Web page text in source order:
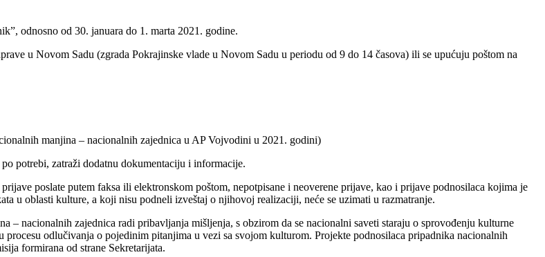
odnosno od 30. januara do 1. marta 2021. godine.
u Novom Sadu (zgrada Pokrajinske vlade u Novom Sadu u periodu od 9 do 14 časova) ili se upućuju poštom na
manjina – nacionalnih zajednica u AP Vojvodini u 2021. godini)
potrebi, zatraži dodatnu dokumentaciju i informacije.
poslate putem faksa ili elektronskom poštom, nepotpisane i neoverene prijave, kao i prijave podnosilaca kojima je
u oblasti kulture, a koji nisu podneli izveštaj o njihovoj realizaciji, neće se uzimati u razmatranje.
– nacionalnih zajednica radi pribavljanja mišljenja, s obzirom da se nacionalni saveti staraju o sprovođenju kulturne
odlučivanja o pojedinim pitanjima u vezi sa svojom kulturom. Projekte podnosilaca pripadnika nacionalnih
formirana od strane Sekretarijata.